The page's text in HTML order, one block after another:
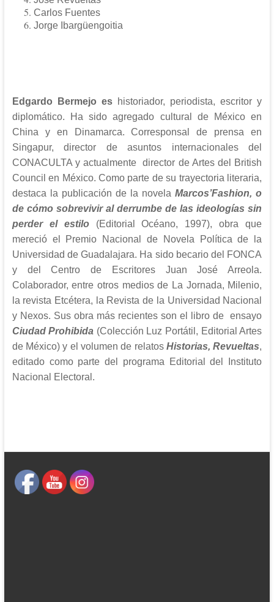
Carlos Fuentes
Jorge Ibargüengoitia
Edgardo Bermejo es historiador, periodista, escritor y
diplomático. Ha sido agregado cultural de México en
China y en Dinamarca. Corresponsal de prensa en
Singapur, director de asuntos internacionales del
CONACULTA y actualmente director de Artes del British
Council en México. Como parte de su trayectoria literaria,
destaca la publicación de la novelaMarcos’Fashion, o
de cómo sobrevivir al derrumbe de las ideologías sin
perder el estilo
(Editorial Océano, 1997), obra que
mereció el Premio Nacional de Novela Política de la
Universidad de Guadalajara. Ha sido becario del FONCA
y del Centro de Escritores Juan José Arreola.
Colaborador, entre otros medios de La Jornada, Milenio,
la revista Etcétera, la Revista de la Universidad Nacional
y Nexos. Sus obra más recientes son el libro de ensayo
Ciudad Prohibida (Colección Luz Portátil, Editorial Artes
de México) y el volumen de relatos Historias, Revueltas,
editado como parte del programa Editorial del Instituto
Nacional Electoral.